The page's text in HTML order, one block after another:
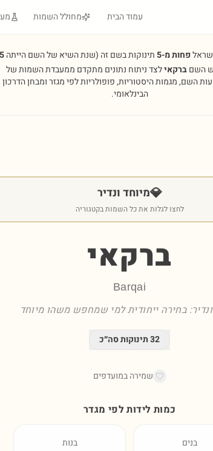
עמוד הבית מחולל השמות
פחות מ-5 תינוקות בשם זה (שנת השיא של השם הייתה
השםברקאילצד ניתוח נתונים מתקדם ממעבדת השמות של
השם, מגמות היסטוריות, פופולריות לפי מגזר ומבחן הדרכון
הבינלאומי.
💎מיוחד ונדיר
לחצו לגלות את כל השמות בקטגוריה
ברקאי
Barqai
בחירה ייחודית למי שמחפש משהו מיוחד
32תינוקות סה״כ
שמירה במועדפים
כמות לידות לפי מגדר
בנים בנות